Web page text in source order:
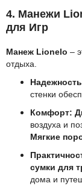
4. Манежи
для Игр
Манеж Lionelo –
отдыха.
стенки
Комфорт:
воздуха и
Мягкие
сумки для
дома и